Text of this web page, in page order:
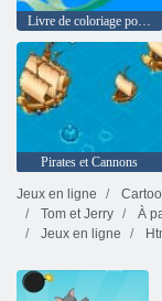
Livre de coloriage pour la sirène d'Ariel
Pirates et Cannons
Jeux en ligne
Tom et Jerry
À
Jeux en ligne